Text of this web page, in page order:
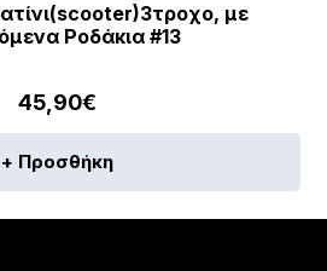
με
Ροδάκια #13
45,90€
+ Προσθήκη